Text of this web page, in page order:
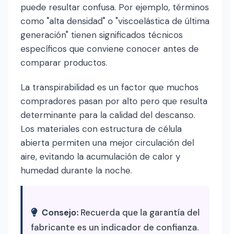
puede resultar confusa. Por ejemplo, términos
como "alta densidad" o "viscoelástica de última
generación" tienen significados técnicos
específicos que conviene conocer antes de
comparar productos.
La transpirabilidad es un factor que muchos
compradores pasan por alto pero que resulta
determinante para la calidad del descanso.
Los materiales con estructura de célula
abierta permiten una mejor circulación del
aire, evitando la acumulación de calor y
humedad durante la noche.
Consejo: Recuerda que la garantía del
fabricante es un indicador de confianza.